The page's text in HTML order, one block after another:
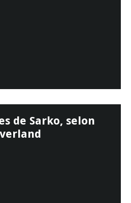
de Sarko, selon